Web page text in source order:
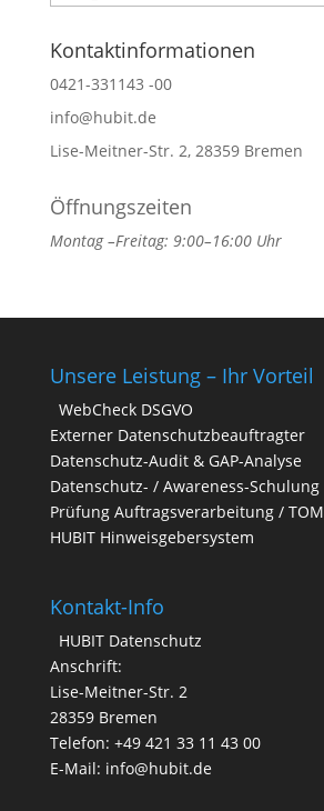
Kontaktinformationen
0421-331143 -00
info@hubit.de
Lise-Meitner-Str. 2, 28359 Bremen
Öffnungszeiten
Montag –Freitag: 9:00–16:00 Uhr
Unsere Leistung – Ihr Vorteil
WebCheck DSGVO
Externer Datenschutzbeauftragter
Datenschutz-Audit & GAP-Analyse
Datenschutz- / Awareness-Schulung
Prüfung Auftragsverarbeitung / TOM
HUBIT Hinweisgebersystem
Kontakt-Info
HUBIT Datenschutz
Anschrift:
Lise-Meitner-Str. 2
28359 Bremen
Telefon: +49 421 33 11 43 00
E-Mail: info@hubit.de